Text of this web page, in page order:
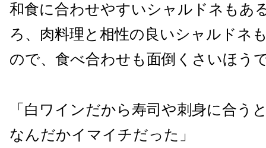
和食に合わせやすいシャルドネもあ
ろ、肉料理と相性の良いシャルドネ
ので、食べ合わせも面倒くさいほう
「白ワインだから寿司や刺身に合う
なんだかイマイチだった」